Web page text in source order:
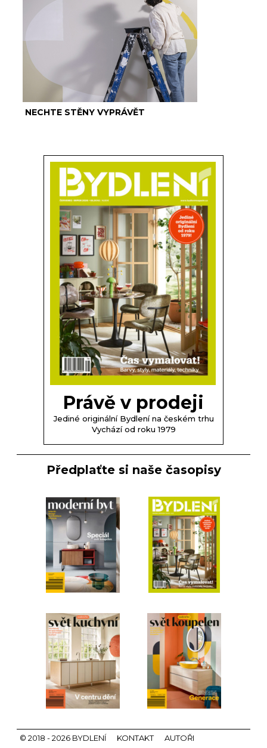
NECHTE STĚNY VYPRÁVĚT
Právě v prodeji
Jediné originální Bydlení na českém trhu
Vychází od roku 1979
Předplaťte si naše časopisy
© 2018 - 2026 BYDLENÍ KONTAKT AUTOŘI